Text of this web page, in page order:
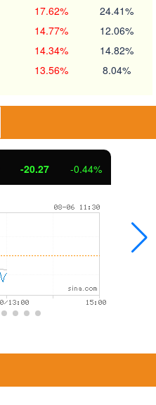
17.62% 24.41%
14.77% 12.06%
14.34% 14.82%
13.56% 8.04%
-20.27 -0.44%